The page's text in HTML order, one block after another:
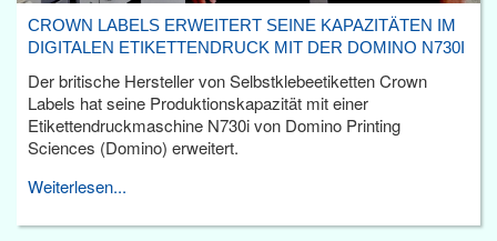
CROWN LABELS ERWEITERT SEINE KAPAZITÄTEN IM
DIGITALEN ETIKETTENDRUCK MIT DER DOMINO N730I
Der britische Hersteller von Selbstklebeetiketten Crown
Labels hat seine Produktionskapazität mit einer
Etikettendruckmaschine N730i von Domino Printing
Sciences (Domino) erweitert.
Weiterlesen...